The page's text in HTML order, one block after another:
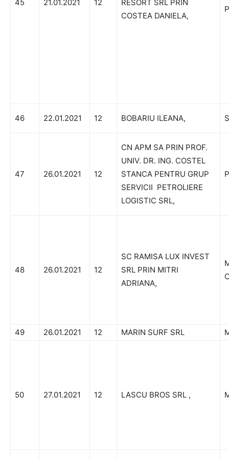
45 21.01.2021 12
RESORT SRL PRIN
COSTEA DANIELA,
46 22.01.2021 12 BOBARIU ILEANA,
47 26.01.2021 12
CN APM SA PRIN PROF.
UNIV. DR. ING. COSTEL
STANCA PENTRU GRUP
SERVICII PETROLIERE
LOGISTIC SRL,
48 26.01.2021 12
SC RAMISA LUX INVEST
SRL PRIN MITRI
ADRIANA,
49 26.01.2021 12 MARIN SURF SRL
50 27.01.2021 12 LASCU BROS SRL ,